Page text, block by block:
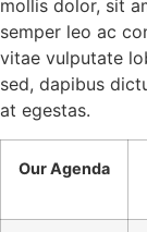
mollis dolor, sit
semper leo ac
vitae vulputate
sed, dapibus
at egestas.
Our Agenda